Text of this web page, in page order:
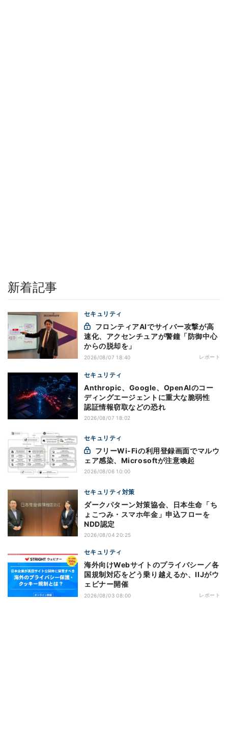
新着記事
セキュリティ
速化、アクセンチュアが警鐘「防御中心
からの脱却を」
2026/08/07 18:40 レポート
セキュリティ
Anthropic、Google、OpenAIのコー
ディングエージェントに重大な脆弱性
認証情報窃取などの恐れ
2026/08/07 18:02
セキュリティ
ェア感染、Microsoftが注意喚起
2026/08/06 10:00
セキュリティ対策
ダークパターン対策協会、日本生命「ち
ょこつみ・スマホ年金」申込フローを
NDD認定
2026/08/04 20:25
セキュリティ
海外向けWebサイトのプライバシー／各
国規制対応をどう乗り越えるか、IIJがウ
ェビナー開催
2026/08/03 08:00 レポート